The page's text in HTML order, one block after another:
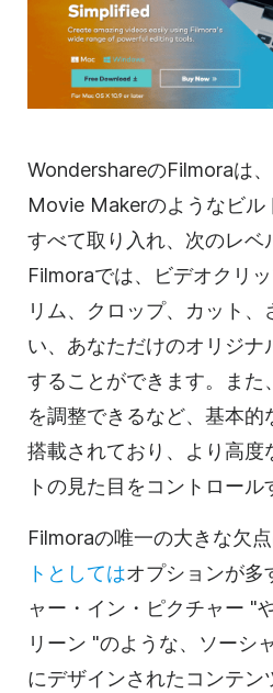
WondershareのFilmoraは
Movie Makerのようなビル
すべて取り入れ、次のレベ
Filmoraでは、
ビデオクリ
リム、クロップ、カット
い、あなただけのオリジ
することができます。また
を調整できるなど、基本的
搭載されており、より高度
トの見た目をコントロール
Filmoraの唯一の大きな欠点
トとしてはオプションが多
ャー・イン・ピクチャー "
リーン "のような、 ソーシ
にデザインされたコンテン